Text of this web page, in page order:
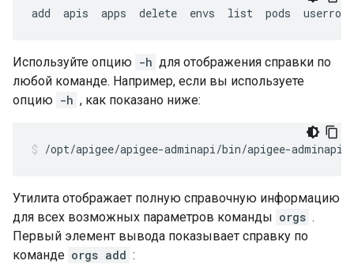
add  apis  apps  delete  envs  list  pods
Используйте опцию -h для отображения справки по
любой команде. Например, если вы используете
опцию -h , как показано ниже:
/opt/apigee/apigee-adminapi/bin/apigee-
Утилита отображает полную справочную информацию
для всех возможных параметров команды orgs .
Первый элемент вывода показывает справку по
команде orgs add :